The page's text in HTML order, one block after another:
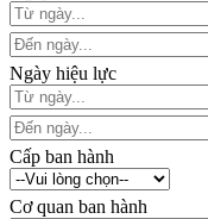
Ngày hiệu lực
Cấp ban hành
Cơ quan ban hành